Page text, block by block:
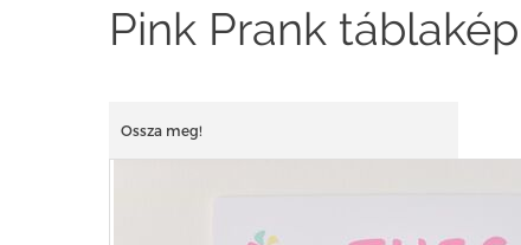
Pink Prank táblakép
Ossza meg!